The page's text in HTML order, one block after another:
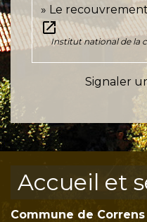
Le
open_in_new
Institut national de la
Signaler
Accueil et
Commune de Correns